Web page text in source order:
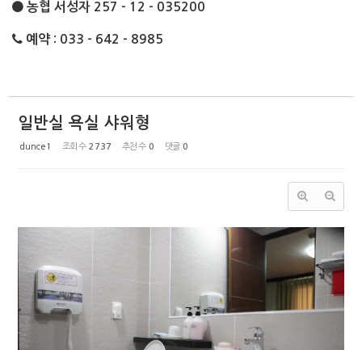
농협 서성자 257 - 12 - 035200
예약 : 033 - 642 - 8985
일반실 욕실 샤워형
dunce1 조회 수 2737 추천 수 0 댓글 0